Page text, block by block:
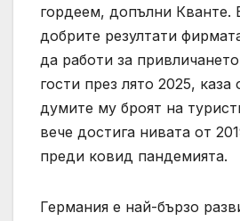
гордеем, допълни Кванте.
добрите резултати
да работи за
гости през лято 2025,
думите му броят на
вече достига нивата от
преди ковид пандемията.
Германия е най-бързо